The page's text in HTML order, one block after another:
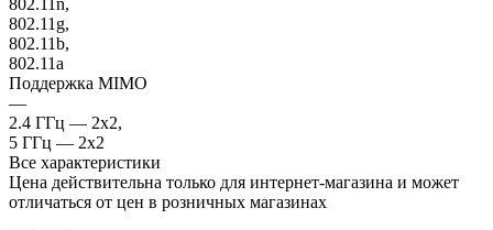
802.11g,
802.11b,
802.11a
Поддержка MIMO
—
2.4 ГГц — 2x2,
5 ГГц — 2x2
Все характеристики
Цена действительна только для интернет-магазина и может
отличаться от цен в розничных магазинах